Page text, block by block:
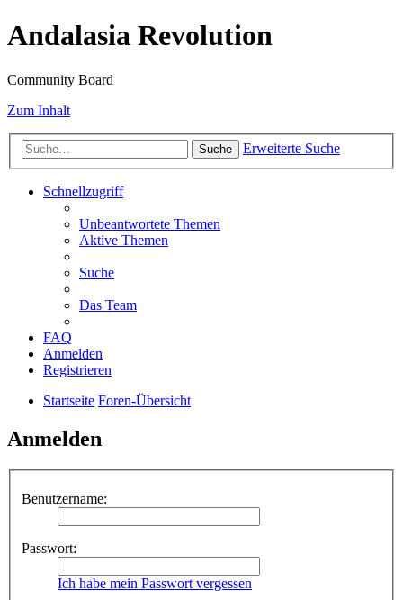
Andalasia Revolution
Community Board
Zum Inhalt
Suche Erweiterte Suche
Schnellzugriff
Unbeantwortete Themen
Aktive Themen
Suche
Das Team
FAQ
Anmelden
Registrieren
Startseite Foren-Übersicht
Anmelden
Benutzername:
Passwort:
Ich habe mein Passwort vergessen